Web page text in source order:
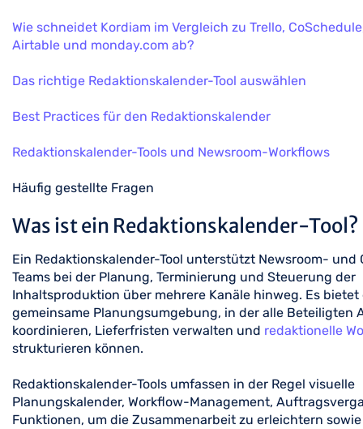
Wie schneidet Kordiam im Vergleich zu Trello,
Airtable und monday.com ab?
Das richtige Redaktionskalender-Tool auswählen
Best Practices für den Redaktionskalender
Redaktionskalender-Tools und Newsroom-Workflows
Häufig gestellte Fragen
Was ist ein Redaktionskalender-Tool?
Ein Redaktionskalender-Tool unterstützt Newsroom- und
Teams bei der Planung, Terminierung und Steuerung der
Inhaltsproduktion über mehrere Kanäle hinweg. Es bietet
gemeinsame Planungsumgebung, in der alle Beteiligten
koordinieren, Lieferfristen verwalten und redaktionelle
strukturieren können.
Redaktionskalender-Tools umfassen in der Regel visuelle
Planungskalender, Workflow-Management,
Funktionen, um die Zusammenarbeit zu erleichtern sowie